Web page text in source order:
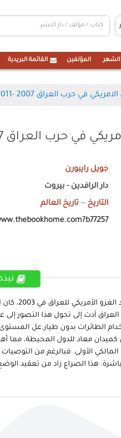
المؤلفين القائمة البريدية
في حرب العراق 2007 -2011
في حرب العراق 2007 -2011
جويل رايبورن
دار الرافدين - بيروت
التاريخ -- تاريخ العالم
أسم
أدت إلى تحول هذا التصور إلى
الطائرات بدون طيار.عل
كميدان معاد للدول المحيطة، مما
فبالرغم من التوصيات
هذا الصراع زاد من تعقيد